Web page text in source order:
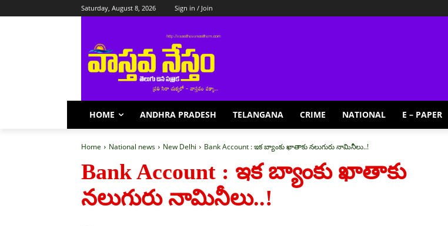
Saturday, August 8, 2026 Sign in / Join
HOME ANDHRA PRADESH TELANGANA CRIME NATIONAL E – PAPER
Home National news New Delhi Bank Account : ఇక బ్యాంకు ఖాతాకు న‌లుగురు నామినీలు..!
Bank Account : ఇక బ్యాంకు ఖాతాకు
న‌లుగురు నామినీలు..!